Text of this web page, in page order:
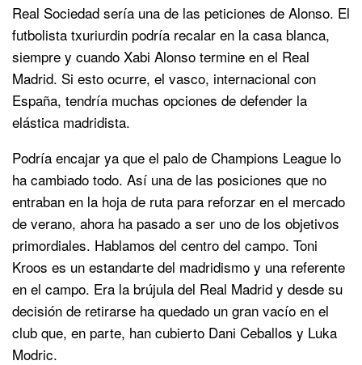
Real Sociedad sería una de las peticiones de Alonso. El
futbolista txuriurdin podría recalar en la casa blanca,
siempre y cuando Xabi Alonso termine en el Real
Madrid. Si esto ocurre, el vasco, internacional con
España, tendría muchas opciones de defender la
elástica madridista.
Podría encajar ya que el palo de Champions League lo
ha cambiado todo. Así una de las posiciones que no
entraban en la hoja de ruta para reforzar en el mercado
de verano, ahora ha pasado a ser uno de los objetivos
primordiales. Hablamos del centro del campo. Toni
Kroos es un estandarte del madridismo y una referente
en el campo. Era la brújula del Real Madrid y desde su
decisión de retirarse ha quedado un gran vacío en el
club que, en parte, han cubierto Dani Ceballos y Luka
Modric.